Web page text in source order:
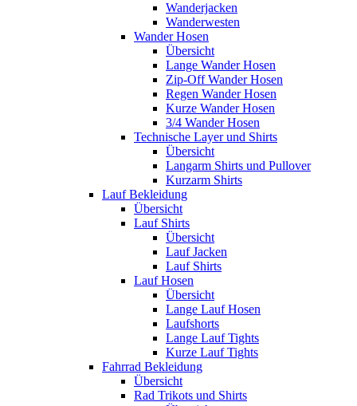
Wanderjacken
Wanderwesten
Wander Hosen
Übersicht
Lange Wander Hosen
Zip-Off Wander Hosen
Regen Wander Hosen
Kurze Wander Hosen
3/4 Wander Hosen
Technische Layer und Shirts
Übersicht
Langarm Shirts und Pullover
Kurzarm Shirts
Lauf Bekleidung
Übersicht
Lauf Shirts
Übersicht
Lauf Jacken
Lauf Shirts
Lauf Hosen
Übersicht
Lange Lauf Hosen
Laufshorts
Lange Lauf Tights
Kurze Lauf Tights
Fahrrad Bekleidung
Übersicht
Rad Trikots und Shirts